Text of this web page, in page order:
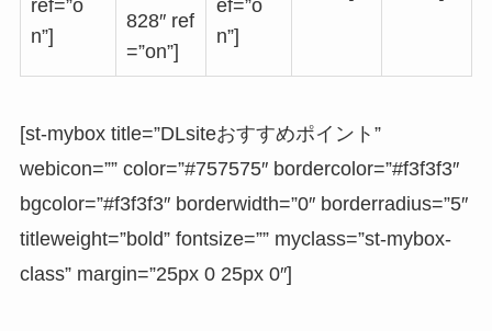
ref=”o
n”]
828″ ref
=”on”]
ef=”o
n”]
[st-mybox title=”DLsiteおすすめポイント”
webicon=”” color=”#757575″ bordercolor=”#f3f3f3″
bgcolor=”#f3f3f3″ borderwidth=”0″ borderradius=”5″
titleweight=”bold” fontsize=”” myclass=”st-mybox-
class” margin=”25px 0 25px 0″]